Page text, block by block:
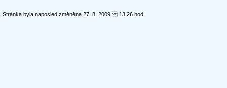
Stránka byla naposled změněna 27. 8. 2009 13:26 hod.